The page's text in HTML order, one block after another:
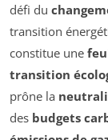
défi du
transition
constitue une
transition
prône la
des budgets